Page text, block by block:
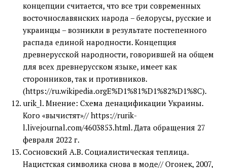
концепции считается, что все три современных
восточнославянских народа – белорусы, русские и
украинцы – возникли в результате постепенного
распада единой народности. Концепция
древнерусской народности, говорившей на общем
для всех древнерусском языке, имеет как
сторонников, так и противников.
(https://ru.wikipedia.orgE%D1%81%D1%82%D1%8C).
urik_l. Мнение: Схема денацификации Украины.
Кого «вычистят»// https://rurik-
l.livejournal.com/4603853.html. Дата обращения 27
февраля 2022 г.
Сосновский А.В. Социалистическая теплица.
Нацистская символика снова в моде// Огонек, 2007,